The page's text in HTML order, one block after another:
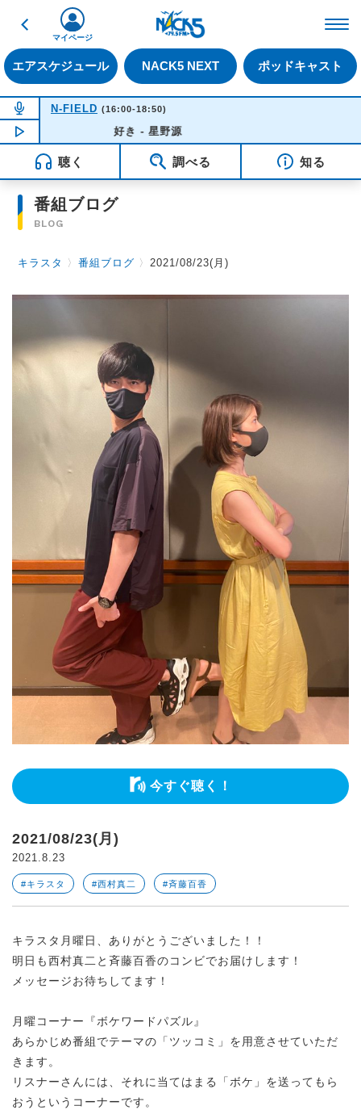
戻る
エアスケジュール NACK5 NEXT ポッドキャスト
マイページ
NOW ON AIR
N-FIELD (16:00-18:50)
NOW PLAYING15:48
好き - 星野源
聴く 調べる 知る
番組ブログ
BLOG
キラスタ 〉番組ブログ 〉2021/08/23(月)
今すぐ聴く！
2021/08/23(月)
2021.8.23
#キラスタ #西村真二 #斉藤百香
キラスタ月曜日、ありがとうございました！！
明日も西村真二と斉藤百香のコンビでお届けします！
メッセージお待ちしてます！
月曜コーナー『ボケワードパズル』
あらかじめ番組でテーマの「ツッコミ」を用意させていただ
きます。
リスナーさんには、それに当てはまる「ボケ」を送ってもら
おうというコーナーです。